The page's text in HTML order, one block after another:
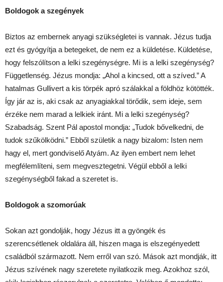
Boldogok a szegények
Biztos az embernek anyagi szükségletei is vannak. Jézus tudja
ezt és gyógyítja a betegeket, de nem ez a küldetése. Küldetése,
hogy felszólítson a lelki szegénységre. Mi is a lelki szegénység?
Függetlenség. Jézus mondja: „Ahol a kincsed, ott a szíved.” A
hatalmas Gullivert a kis törpék apró szálakkal a földhöz kötötték.
Így jár az is, aki csak az anyagiakkal törődik, sem ideje, sem
érzéke nem marad a lelkiek iránt. Mi a lelki szegénység?
Szabadság. Szent Pál apostol mondja: „Tudok bővelkedni, de
tudok szűkölködni.” Ebből születik a nagy bizalom: Isten nem
hagy el, mert gondviselő Atyám. Az ilyen embert nem lehet
megfélemlíteni, sem megvesztegetni. Végül ebből a lelki
szegénységből fakad a szeretet is.
Boldogok a szomorúak
Sokan azt gondolják, hogy Jézus itt a gyöngék és
szerencsétlenek oldalára áll, hiszen maga is elszegényedett
családból származott. Nem erről van szó. Mások azt mondják, itt
Jézus szívének nagy szeretete nyilatkozik meg. Azokhoz szól,